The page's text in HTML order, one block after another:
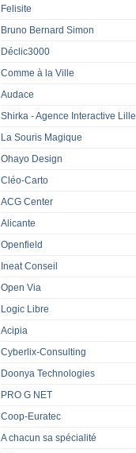
Felisite
Bruno Bernard Simon
Déclic3000
Comme à la Ville
Audace
Shirka - Agence Interactive Lille‎
La Souris Magique
Ohayo Design
Cléo-Carto
ACG Center
Alicante
Openfield
Ineat Conseil
Open Via
Logic Libre
Acipia
Cyberlix-Consulting
Doonya Technologies
PRO G NET
Coop-Euratec
A chacun sa spécialité